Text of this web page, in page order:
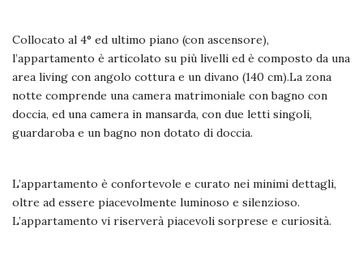
Collocato al 4° ed ultimo piano (con ascensore),
l’appartamento è articolato su più livelli ed è composto da una
area living con angolo cottura e un divano (140 cm).La zona
notte comprende una camera matrimoniale con bagno con
doccia, ed una camera in mansarda, con due letti singoli,
guardaroba e un bagno non dotato di doccia.
L’appartamento è confortevole e curato nei minimi dettagli,
oltre ad essere piacevolmente luminoso e silenzioso.
L’appartamento vi riserverà piacevoli sorprese e curiosità.